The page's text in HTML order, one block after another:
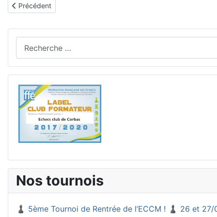
Article précédent : Liens
Précédent
Nos tournois
♟️ 5ème Tournoi de Rentrée de l’ECCM ! ♟️ 26 et 27/